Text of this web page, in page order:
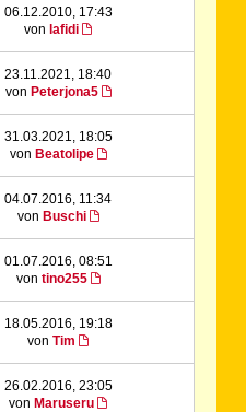
06.12.2010, 17:43
von lafidi
23.11.2021, 18:40
von Peterjona5
31.03.2021, 18:05
von Beatolipe
04.07.2016, 11:34
von Buschi
01.07.2016, 08:51
von tino255
18.05.2016, 19:18
vonTim
26.02.2016, 23:05
von Maruseru